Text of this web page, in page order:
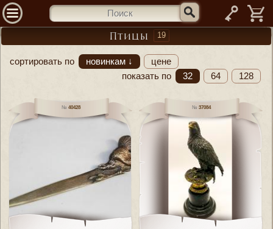
—
Птицы 19
сортировать по новинкам ↓
цене
показать по
32 64 128
40428 37084